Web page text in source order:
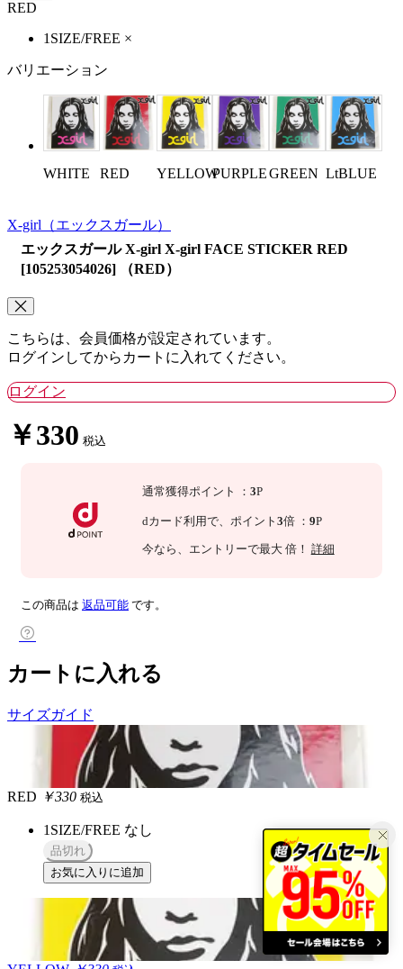
RED
1SIZE/FREE ×
バリエーション
WHITE RED YELLOWPURPLEGREEN LtBLUE
X-girl （エックスガール）
エックスガール X-girl X-girl FACE STICKER RED
[105253054026] （RED）
こちらは、会員価格が設定されています。
ログインしてからカートに入れてください。
ログイン
￥330 税込
通常獲得ポイント ： 3P
dカード利用で、 ポイント 3倍 ： 9P
今なら 、エントリーで最大 倍！ 詳細
この商品は 返品可能 です。
カートに入れる
サイズガイド
RED ￥330 税込
1SIZE/FREE なし
品切れ
お気に入りに追加